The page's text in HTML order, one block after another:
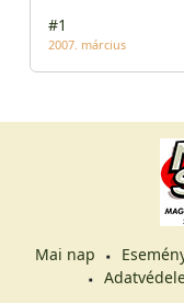
#1
2007. március
Mai nap